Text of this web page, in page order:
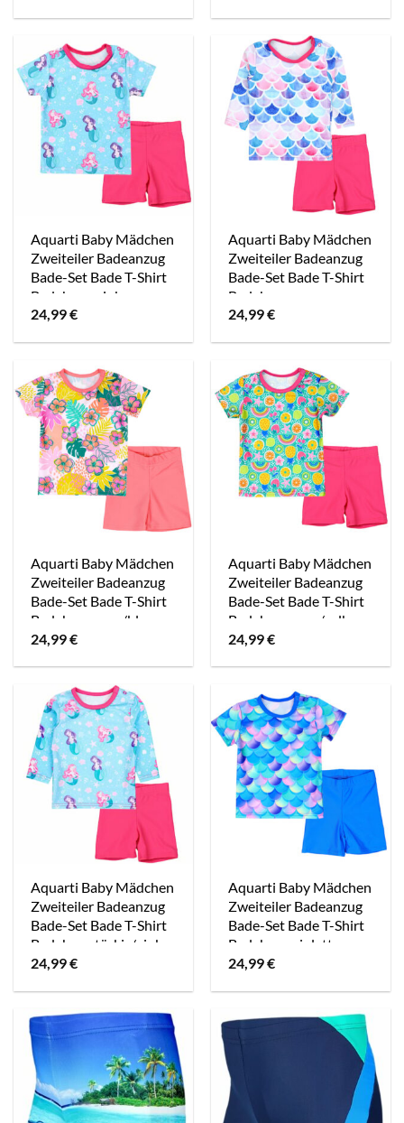
Aquarti Baby Mädchen
Zweiteiler Badeanzug
Bade-Set Bade T-Shirt
Badehose pink
24,99€
Aquarti Baby Mädchen
Zweiteiler Badeanzug
Bade-Set Bade T-Shirt
Badehose rosa
24,99€
Aquarti Baby Mädchen
Zweiteiler Badeanzug
Bade-Set Bade T-Shirt
Badehose rosa/blau
24,99€
Aquarti Baby Mädchen
Zweiteiler Badeanzug
Bade-Set Bade T-Shirt
Badehose rosa/gelb
24,99€
Aquarti Baby Mädchen
Zweiteiler Badeanzug
Bade-Set Bade T-Shirt
Badehose türkis/pink
24,99€
Aquarti Baby Mädchen
Zweiteiler Badeanzug
Bade-Set Bade T-Shirt
Badehose violett
24,99€